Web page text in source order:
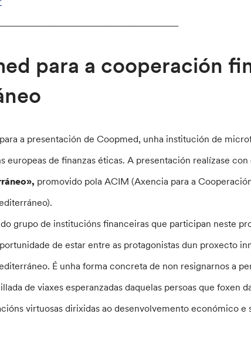
para a cooperación
a presentación de Coopmed, unha institución de
europeas de finanzas éticas. A presentación realízase
promovido pola ACIM (Axencia para a
grupo de institucións financeiras que participan neste
de estar entre as protagonistas dun proxecto
É unha forma concreta de non resignarnos a
de viaxes esperanzadas daquelas persoas que foxen
virtuosas dirixidas ao desenvolvemento económico e